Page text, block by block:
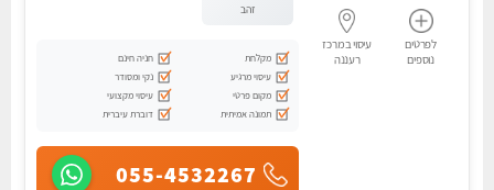
לפרטים
נוספים
עיסוי במרכז
רעננה
זהב
מקלחת
חניה חינם
עיסוי מרגיע
נקי ומסודר
מקום פרטי
עיסוי מקצועי
תמונה אמיתית
דוברת עיברית
055-4532267